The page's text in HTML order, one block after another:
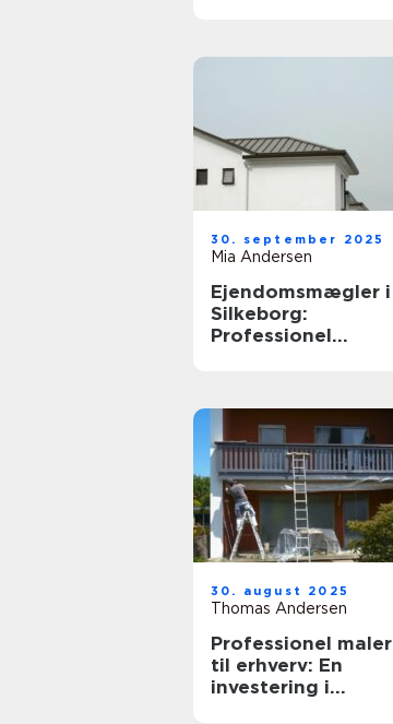
30. september 2025
Mia Andersen
Ejendomsmægler i
Silkeborg:
Professionel
30. august 2025
Thomas Andersen
Professionel maler
til erhverv: En
investering i